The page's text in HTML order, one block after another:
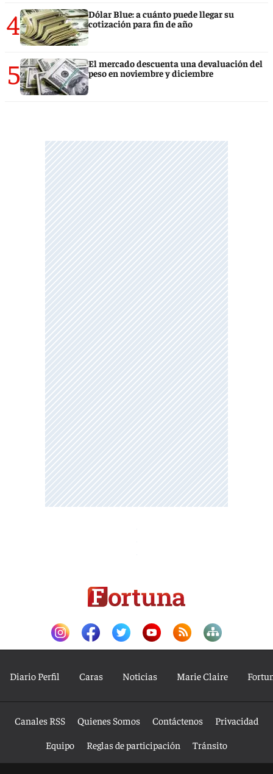
4
Dólar Blue: a cuánto puede llegar su
cotización para fin de año
5
El mercado descuenta una devaluación del
peso en noviembre y diciembre
Diario Perfil Caras Noticias Marie Claire
Canales RSS Quienes Somos Contáctenos
Privacidad
Equipo
Reglas de participación Tránsito